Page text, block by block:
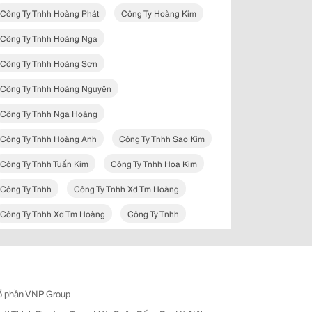
Công Ty Tnhh Hoàng Phát Công Ty Hoàng Kim
Công Ty Tnhh Hoàng Nga
Công Ty Tnhh Hoàng Sơn
Công Ty Tnhh Hoàng Nguyên
Công Ty Tnhh Nga Hoàng
Công Ty Tnhh Hoàng Anh Công Ty Tnhh Sao Kim
Công Ty Tnhh Tuấn Kim Công Ty Tnhh Hoa Kim
Công Ty Tnhh Công Ty Tnhh Xd Tm Hoàng
Công Ty Tnhh Xd Tm Hoàng Công Ty Tnhh
phần VNP Group